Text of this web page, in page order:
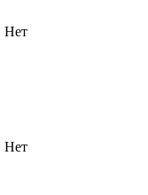
Нет
Нет